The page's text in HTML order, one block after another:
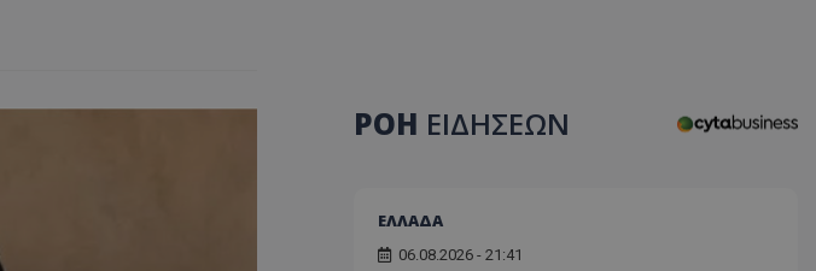
ΡΟΗ ΕΙΔΗΣΕΩΝ
ΕΛΛΑΔΑ
06.08.2026 - 21:41